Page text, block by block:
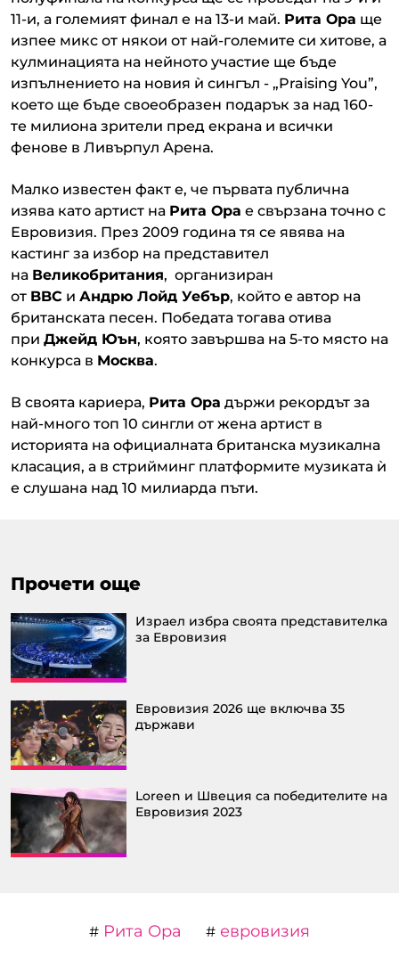
11-и, а големият финал е на 13-и май. Рита Ора ще
изпее микс от някои от най-големите си хитове, а
кулминацията на нейното участие ще бъде
изпълнението на новия ѝ сингъл - „Praising You”,
което ще бъде своеобразен подарък за над 160-
те милиона зрители пред екрана и всички
фенове в Ливърпул Арена.
Малко известен факт е, че първата публична
изява като артист на Рита Ора е свързана точно с
Евровизия. През 2009 година тя се явява на
кастинг за избор на представител
на Великобритания, организиран
от BBC и Андрю Лойд Уебър, който е автор на
британската песен. Победата тогава отива
при Джейд Юън, която завършва на 5-то място на
конкурса в Москва.
В своята кариера, Рита Ора държи рекордът за
най-много топ 10 сингли от жена артист в
историята на официалната британска музикална
класация, а в стрийминг платформите музиката ѝ
е слушана над 10 милиарда пъти.
Прочети още
Израел избра своята представителка
за Евровизия
Евровизия 2026 ще включва 35
държави
Loreen и Швеция са победителите на
Евровизия 2023
# Рита Ора # евровизия